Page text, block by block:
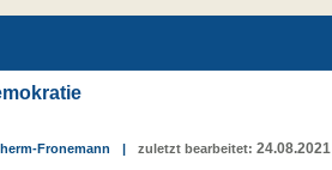
zuletzt bearbeitet: 24.08.2021
|
Fronemann